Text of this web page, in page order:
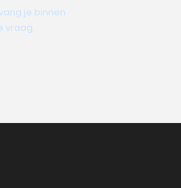
je binnen
vraag.